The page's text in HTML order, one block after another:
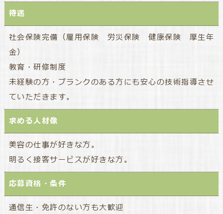
待遇
社会保険完備（雇用保険 労災保険 健康保険 厚生年
金）
教育・研修制度
未経験の方・ブランクのある方にも安心の技術指導させ
ていただきます。
求める人材像
美容の仕事が好きな方。
明るく接客サービスが好きな方。
応募資格・条件
通信生・免許のない方も大歓迎